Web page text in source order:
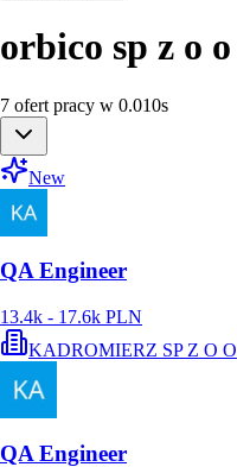
orbico sp z o o
7 ofert pracy w 0.010s
New
QA Engineer
13.4k - 17.6k PLN
KADROMIERZ SP Z O O
QA Engineer